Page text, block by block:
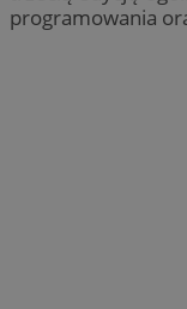
programowania